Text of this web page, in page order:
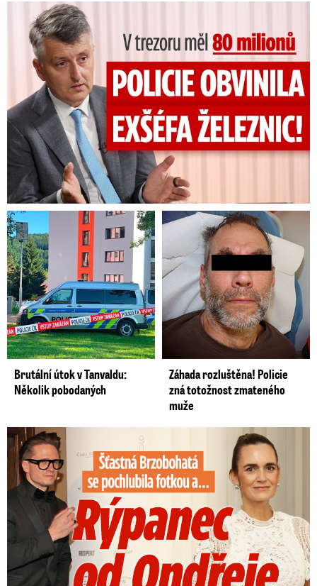
V trezoru měl 80 milionů: Policie obvinila exšéfa železnic!
Brutální útok v Tanvaldu:
Několik pobodaných
Záhada rozluštěna! Policie
zná totožnost zmateného
muže
Šťastná Brzobohatá se pochlubila fotkou: Rýpanec od Ondřeje